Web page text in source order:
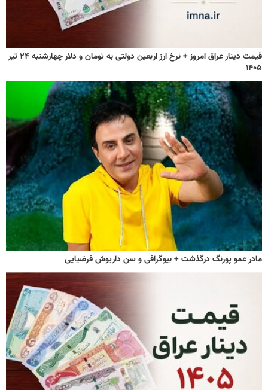
قیمت دینار عراق امروز + نرخ ارز اربعین دولتی به تومان و دلار چهارشنبه ۲۴ تیر
۱۴۰۵
مادر عمو پورنگ درگذشت + بیوگرافی و سن داریوش فرضیایی